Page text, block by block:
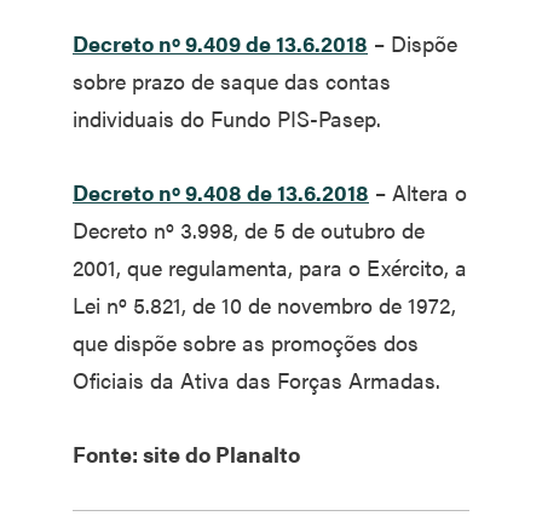
Decreto nº 9.409 de 13.6.2018 – Dispõe
sobre prazo de saque das contas
individuais do Fundo PIS-Pasep.
Decreto nº 9.408 de 13.6.2018 – Altera o
Decreto nº 3.998, de 5 de outubro de
2001, que regulamenta, para o Exército, a
Lei nº 5.821, de 10 de novembro de 1972,
que dispõe sobre as promoções dos
Oficiais da Ativa das Forças Armadas.
Fonte: site do Planalto